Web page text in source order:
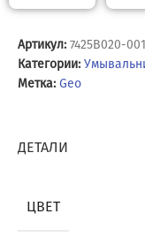
Артикул: 7425B020-
Категории:
Метка: Geo
ДЕТАЛИ
ЦВЕТ